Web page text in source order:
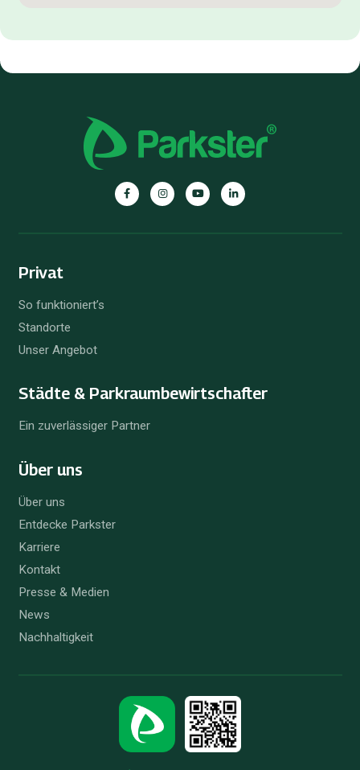
Parkster
auf
Parkster
auf
Parkster
auf
Parkster
auf
Privat
So funktioniert’s
Standorte
Unser Angebot
Städte & Parkraum­bewirtschafter
Ein zuverlässiger Partner
Über uns
Über uns
Entdecke Parkster
Karriere
Kontakt
Presse & Medien
News
Nachhaltigkeit